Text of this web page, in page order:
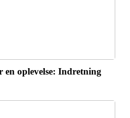
en oplevelse: Indretning